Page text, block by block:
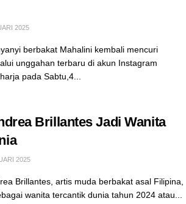
2025
berbakat Mahalini kembali mencuri
unggahan terbaru di akun Instagram
pada Sabtu,4...
Brillantes Jadi Wanita
2025
Brillantes, artis muda berbakat asal Filipina,
wanita tercantik dunia tahun 2024 atau...